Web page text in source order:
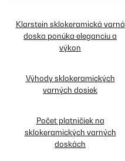
Klarstein sklokeramická varná
doska ponúka eleganciu a
výkon
Výhody sklokeramických
varných dosiek
Počet platničiek na
sklokeramických varných
doskách